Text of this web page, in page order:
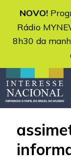
NOVO!
Rádio
8h30 da